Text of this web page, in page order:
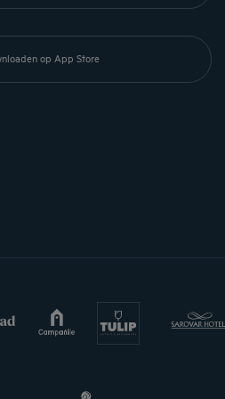
op App Store